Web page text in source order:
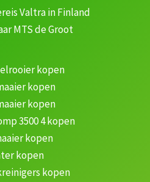
Valtra in Finland
MTS de Groot
kopen
kopen
kopen
3500 4 kopen
kopen
kopen
kopen